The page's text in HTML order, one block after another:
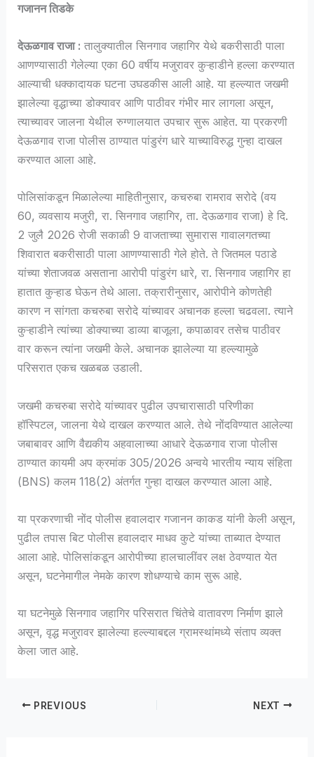
गजानन तिडके
देऊळगाव राजा : तालुक्यातील सिनगाव जहागिर येथे बकरीसाठी पाला
आणण्यासाठी गेलेल्या एका 60 वर्षीय मजुरावर कुऱ्हाडीने हल्ला करण्यात
आल्याची धक्कादायक घटना उघडकीस आली आहे. या हल्ल्यात जखमी
झालेल्या वृद्धाच्या डोक्यावर आणि पाठीवर गंभीर मार लागला असून,
त्याच्यावर जालना येथील रुग्णालयात उपचार सुरू आहेत. या प्रकरणी
देऊळगाव राजा पोलीस ठाण्यात पांडुरंग धारे याच्याविरुद्ध गुन्हा दाखल
करण्यात आला आहे.
पोलिसांकडून मिळालेल्या माहितीनुसार, कचरुबा रामराव सरोदे (वय
60, व्यवसाय मजुरी, रा. सिनगाव जहागिर, ता. देऊळगाव राजा) हे दि.
2 जुलै 2026 रोजी सकाळी 9 वाजताच्या सुमारास गावालगतच्या
शिवारात बकरीसाठी पाला आणण्यासाठी गेले होते. ते जितमल पठाडे
यांच्या शेताजवळ असताना आरोपी पांडुरंग धारे, रा. सिनगाव जहागिर हा
हातात कुऱ्हाड घेऊन तेथे आला. तक्रारीनुसार, आरोपीने कोणतेही
कारण न सांगता कचरुबा सरोदे यांच्यावर अचानक हल्ला चढवला. त्याने
कुऱ्हाडीने त्यांच्या डोक्याच्या डाव्या बाजूला, कपाळावर तसेच पाठीवर
वार करून त्यांना जखमी केले. अचानक झालेल्या या हल्ल्यामुळे
परिसरात एकच खळबळ उडाली.
जखमी कचरुबा सरोदे यांच्यावर पुढील उपचारासाठी परिणीका
हॉस्पिटल, जालना येथे दाखल करण्यात आले. तेथे नोंदविण्यात आलेल्या
जबाबावर आणि वैद्यकीय अहवालाच्या आधारे देऊळगाव राजा पोलीस
ठाण्यात कायमी अप क्रमांक 305/2026 अन्वये भारतीय न्याय संहिता
(BNS) कलम 118(2) अंतर्गत गुन्हा दाखल करण्यात आला आहे.
या प्रकरणाची नोंद पोलीस हवालदार गजानन काकड यांनी केली असून,
पुढील तपास बिट पोलीस हवालदार माधव कुटे यांच्या ताब्यात देण्यात
आला आहे. पोलिसांकडून आरोपीच्या हालचालींवर लक्ष ठेवण्यात येत
असून, घटनेमागील नेमके कारण शोधण्याचे काम सुरू आहे.
या घटनेमुळे सिनगाव जहागिर परिसरात चिंतेचे वातावरण निर्माण झाले
असून, वृद्ध मजुरावर झालेल्या हल्ल्याबद्दल ग्रामस्थांमध्ये संताप व्यक्त
केला जात आहे.
PREVIOUS NEXT